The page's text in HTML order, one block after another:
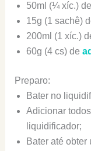
50ml (¼ xíc.)
15g (1 sachê)
200ml (1 xíc.)
60g (4 cs) de
Preparo:
Bater no
Adicionar
liquidificador;
Bater até